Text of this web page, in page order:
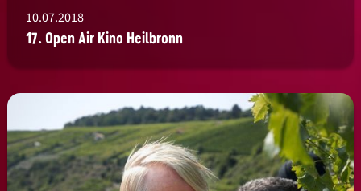
10.07.2018
17. Open Air Kino Heilbronn